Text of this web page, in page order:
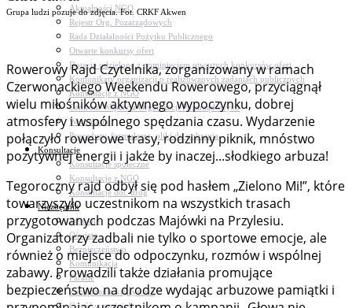
Aktualności NGO
Rejestr Org. Pozarządowych
Rada Działalności Pożytku Publicznego
Otwarte konkursy ofert
Dotacje udzielone z pominięciem otwartych konkursów ofert
Komunikaty organizacji o realizowanych zadaniach publicznych
Konsultacje z NGO
Centrum Wsparcia Organizacji Pozarządowych
Wolontariat
Procedury, formularze, pliki do pobrania
Konsultacje
Konsultacje społeczne
Konsultacje z NGO
Konsultacje dot. dróg
Niezbędnik
Zdrowie
Oświata
Bezpieczeństwo
Komunikacja
Parafie
Zarządzanie kryzysowe
C.ześć w gminie!
Grupa ludzi pozuje do zdjęcia. Fot. CRKF Akwen
Rowerowy Rajd Czytelnika, zorganizowany w ramach
Czerwonackiego Weekendu Rowerowego, przyciągnął
wielu miłośników aktywnego wypoczynku, dobrej
atmosfery i wspólnego spędzania czasu. Wydarzenie
połączyło rowerowe trasy, rodzinny piknik, mnóstwo
pozytywnej energii i jakże by inaczej...słodkiego arbuza!
Tegoroczny rajd odbył się pod hasłem „Zielono Mi!”, które
towarzyszyło uczestnikom na wszystkich trasach
przygotowanych podczas Majówki na Przylesiu.
Organizatorzy zadbali nie tylko o sportowe emocje, ale
również o miejsce do odpoczynku, rozmów i wspólnej
zabawy. Prowadzili także działania promujące
bezpieczeństwo na drodze wydając arbuzowe pamiątki i